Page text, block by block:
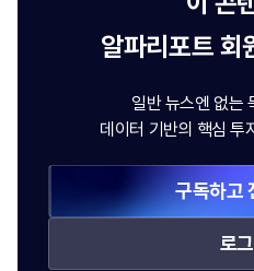
알파리포트 회
일반 뉴스엔 없는
데이터 기반의 핵심 투
구독하고
로